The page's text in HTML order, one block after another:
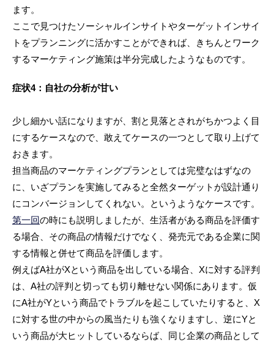
ます。
ここで見つけたソーシャルインサイトやターゲットインサイ
トをプランニングに活かすことができれば、きちんとワーク
するマーケティング施策は半分完成したようなものです。
症状4：自社の分析が甘い
少し細かい話になりますが、割と見落とされがちかつよく目
にするケースなので、敢えてケースの一つとして取り上げて
おきます。
担当商品のマーケティングプランとしては完璧なはずなの
に、いざプランを実施してみると全然ターゲットが設計通り
にコンバージョンしてくれない。というようなケースです。
第一回の時にも説明しましたが、生活者がある商品を評価す
る場合、その商品の情報だけでなく、発売元である企業に関
する情報と併せて商品を評価します。
例えばA社がXという商品を出している場合、Xに対する評判
は、A社の評判と切っても切り離せない関係にあります。仮
にA社がYという商品でトラブルを起こしていたりすると、X
に対する世の中からの風当たりも強くなりますし、逆にYと
いう商品が大ヒットしているならば、同じ企業の商品として